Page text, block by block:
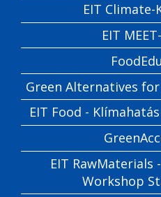
EIT Climate-
EIT
Green Alternatives
EIT Food -
EIT RawMaterials
Workshop